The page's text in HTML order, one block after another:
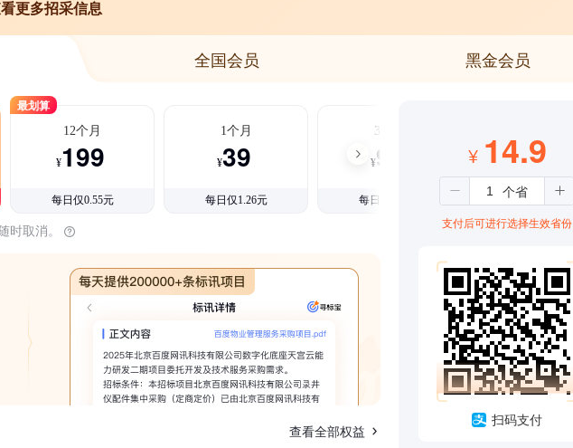
更多招采信息
全国会员 黑金会员
最划算
12个月
¥199
每日仅0.55元
1个月
¥39
每日仅1.26元
3个月
¥99
每日仅1.08元
时取消。
查看全部权益
¥ 14.9
支付后可进行选择生效省份
扫码支付